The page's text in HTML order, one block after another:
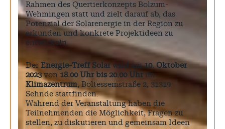
Rahmen des Quertierkonzepts Bolzum-
Wehmingen statt und zielt darauf ab, das
Potenzial der Solarenergie in der Region zu
erkunden und konkrete Projektideen zu
entwickeln.
Der Energie-Treff Solarwird am10. Oktober
2023von 18.00 Uhr bis 20.00 Uhr im
Klimazentrum, Boltessemstraße 2, 31319
Sehnde stattfinden.
Während der Veranstaltung haben die
Teilnehmenden die Möglichkeit, Fragen zu
stellen, zu diskutieren und gemeinsam Ideen